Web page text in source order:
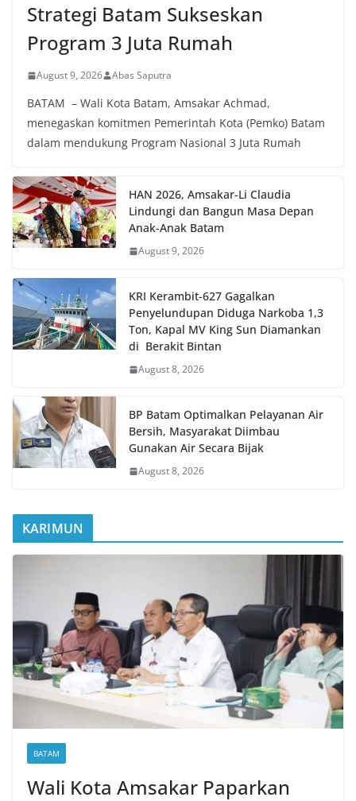
Strategi Batam Sukseskan
Program 3 Juta Rumah
August 9, 2026 Abas Saputra
BATAM – Wali Kota Batam, Amsakar Achmad,
menegaskan komitmen Pemerintah Kota (Pemko) Batam
dalam mendukung Program Nasional 3 Juta Rumah
HAN 2026, Amsakar-Li Claudia
Lindungi dan Bangun Masa Depan
Anak-Anak Batam
August 9, 2026
KRI Kerambit-627 Gagalkan
Penyelundupan Diduga Narkoba 1,3
Ton, Kapal MV King Sun Diamankan
di Berakit Bintan
August 8, 2026
BP Batam Optimalkan Pelayanan Air
Bersih, Masyarakat Diimbau
Gunakan Air Secara Bijak
August 8, 2026
KARIMUN
BATAM
Wali Kota Amsakar Paparkan